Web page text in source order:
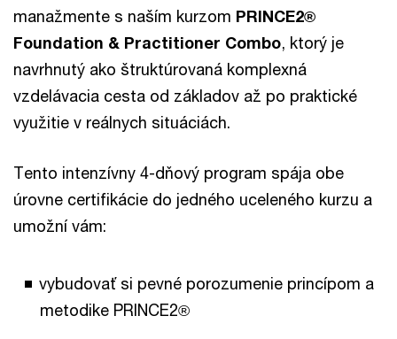
manažmente s naším kurzom PRINCE2®
Foundation & Practitioner Combo, ktorý je
navrhnutý ako štruktúrovaná komplexná
vzdelávacia cesta od základov až po praktické
využitie v reálnych situáciách.
Tento intenzívny 4-dňový program spája obe
úrovne certifikácie do jedného uceleného kurzu a
umožní vám:
vybudovať si pevné porozumenie princípom a
metodike PRINCE2®